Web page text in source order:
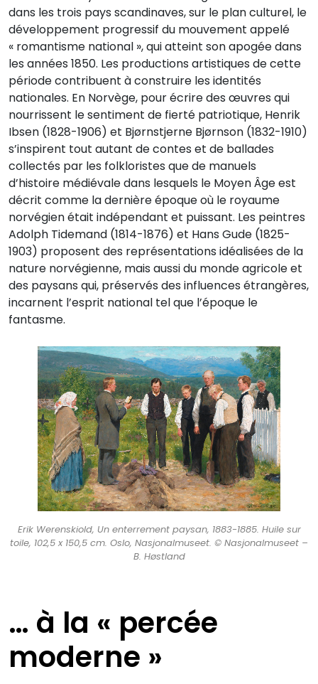
dans les trois pays scandinaves, sur le plan culturel, le
développement progressif du mouvement appelé
« romantisme national », qui atteint son apogée dans
les années 1850. Les productions artistiques de cette
période contribuent à construire les identités
nationales. En Norvège, pour écrire des œuvres qui
nourrissent le sentiment de fierté patriotique, Henrik
Ibsen (1828-1906) et Bjørnstjerne Bjørnson (1832-1910)
s’inspirent tout autant de contes et de ballades
collectés par les folkloristes que de manuels
d’histoire médiévale dans lesquels le Moyen Âge est
décrit comme la dernière époque où le royaume
norvégien était indépendant et puissant. Les peintres
Adolph Tidemand (1814-1876) et Hans Gude (1825-
1903) proposent des représentations idéalisées de la
nature norvégienne, mais aussi du monde agricole et
des paysans qui, préservés des influences étrangères,
incarnent l’esprit national tel que l’époque le
fantasme.
Erik Werenskiold, Un enterrement paysan, 1883-1885. Huile sur
toile, 102,5 x 150,5 cm. Oslo, Nasjonalmuseet. © Nasjonalmuseet –
B. Høstland
… à la « percée
moderne »